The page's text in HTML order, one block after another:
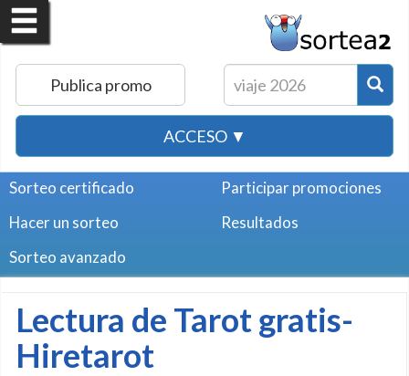
Publica promo
ACCESO ▼
Sorteo certificado
Hacer un sorteo
Sorteo avanzado
Participar promociones
Resultados
Lectura de Tarot gratis-
Hiretarot